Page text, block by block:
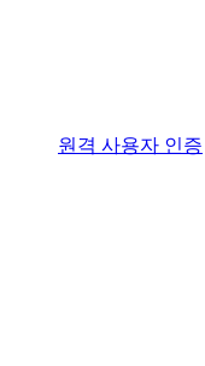
원격 사용자 인증